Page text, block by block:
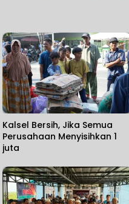
Kalsel Bersih, Jika Semua
Perusahaan Menyisihkan 1
juta